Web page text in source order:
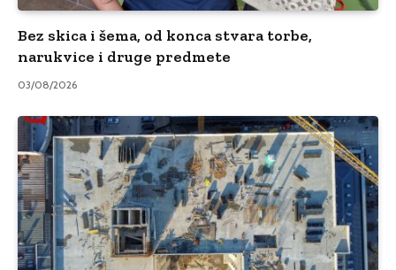
Bez skica i šema, od konca stvara torbe,
narukvice i druge predmete
03/08/2026